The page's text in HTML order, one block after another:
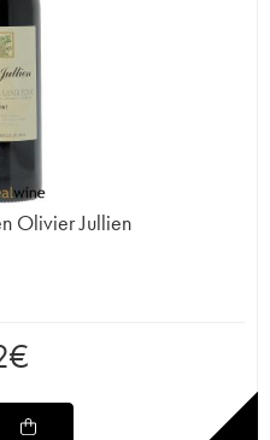
Olivier Jullien
€